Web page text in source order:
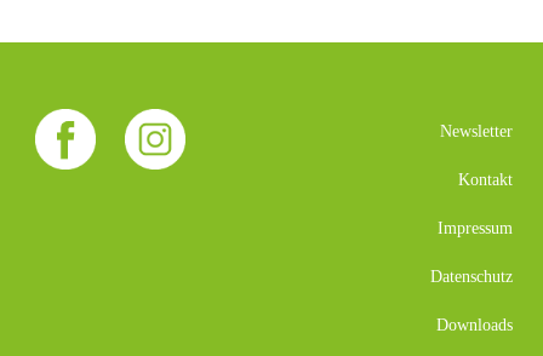
Newsletter
Kontakt
Impressum
Datenschutz
Downloads